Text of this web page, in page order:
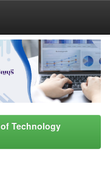
Technology